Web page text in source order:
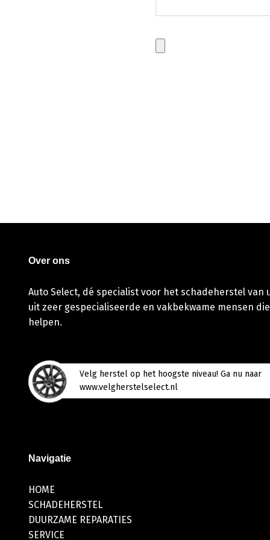
Over ons
Auto Select, dé specialist voor het schadeherstel van
uit zeer gespecialiseerde en vakbekwame mensen
helpen.
Velg herstel op het hoogste niveau! Ga nu naar
www.velgherstelselect.nl
Navigatie
HOME
SCHADEHERSTEL
DUURZAME REPARATIES
SERVICE